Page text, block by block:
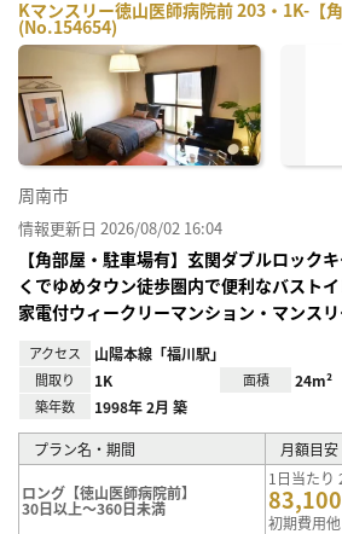
Kマンスリー徳山医師病院前 203・1K-【角
(No.154654)
周南市
情報更新日 2026/08/02 16:04
【角部屋・駐車場有】玄関ダブルロック
くでゆめタウン徒歩圏内で便利なバスト
家電付ウィークリーマンション・マンス
アクセス 山陽本線「福川駅」
間取り 1K 面積 24m²
築年数 1998年 2月 築
プラン名・期間 月額目安
ロング【徳山医師病院前】
30日以上～360日未満
1日当たり
83,100
初期費用